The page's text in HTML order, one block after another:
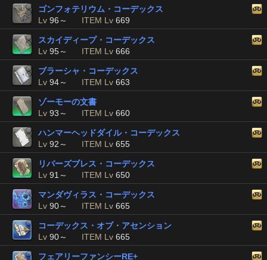
ゴンフォテリウム・コーデックス
Lv 96～ ITEM Lv 669
スカイディープ・コーデックス
Lv 95～ ITEM Lv 666
ブラーシャ・コーデックス
Lv 94～ ITEM Lv 663
ゾーモーの文書
Lv 93～ ITEM Lv 660
ハンマーヘッドダイル・コーデックス
Lv 92～ ITEM Lv 655
リバーズブレス・コーデックス
Lv 91～ ITEM Lv 650
マンダヴィラス・コーデックス
Lv 90～ ITEM Lv 665
コーデックス・オブ・アセンション
Lv 90～ ITEM Lv 665
フェアリーファンシーRE+